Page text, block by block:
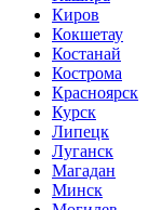
Киров
Кокшетау
Костанай
Кострома
Красноярск
Курск
Липецк
Луганск
Магадан
Минск